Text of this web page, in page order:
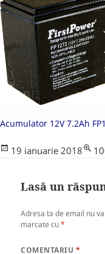
Acumulator 12V 7.2Ah
Posted
19 ianuarie 2018
Lasă un
Adresa ta de email nu
marcate cu*
COMENTARIU *